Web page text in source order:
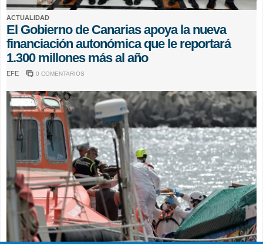
ACTUALIDAD
El Gobierno de Canarias apoya la nueva
financiación autonómica que le reportará
1.300 millones más al año
EFE 0 COMENTARIOS